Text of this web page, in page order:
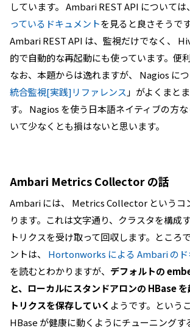
しています。 Ambari REST API については、
っているドキュメントを見ると良さそうで
Ambari REST API は、監視だけでなく、
的で自動的な再起動にも使っています。便利
なお、本題からは逸れますが、 Nagios に
統合監視[実践]リファレンス 」がよくまと
す。 Nagios を使う日本語ネイティブの方
いて少なくとも損はないと思います。
Ambari Metrics Collector の話
Ambari には、 Metrics Collector というコ
ります。これは文字通り、クラスタを構成
トリクスを受け取って回収します。ところ
ントは、 Hortonworks による Ambari のド
を読むとわかりますが、 デフォルトの
と、ローカルにスタンドアロンの HBase
トリクスを保存していく ようです。という
HBase が健康に動くようにチューニングす